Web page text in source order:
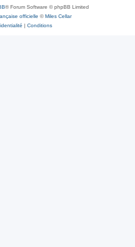
® Forum Software © phpBB Limited
officielle ©Miles Cellar
| Conditions